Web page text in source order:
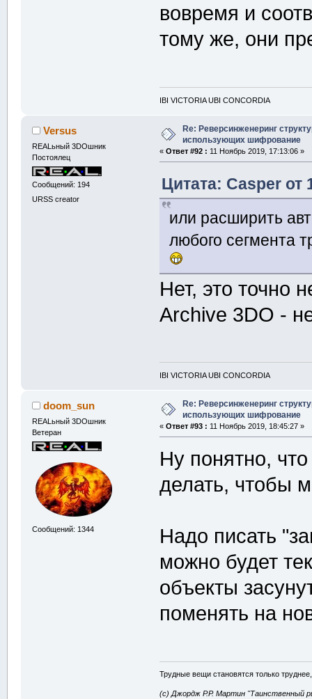
вовремя и
тому же, они
IBI VICTORIA UBI CONCORDIA
Versus
REALьный 3DOшник
Постоялец
Сообщений: 194
URSS creator
Re: Реверсинженеринг
использующих шифрование
«Ответ #92 : 11 Ноябрь 2019, 17:13:06 »
Цитата: Casper от
или расширить
любого сегмента
Нет, это точно
Archive 3DO -
IBI VICTORIA UBI CONCORDIA
doom_sun
REALьный 3DOшник
Ветеран
Сообщений: 1344
Re: Реверсинженеринг
использующих шифрование
«Ответ #93 : 11 Ноябрь 2019, 18:45:27 »
Ну понятно,
делать, чтобы
Надо писать
можно будет
объекты
поменять на
Трудные вещи становятся только
(с) Джордж Р.Р. Мартин "Таинственный